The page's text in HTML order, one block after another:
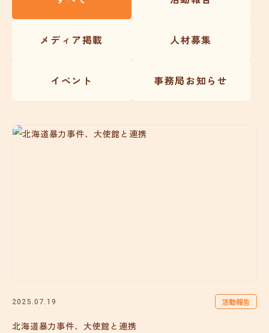
メディア掲載 人材募集
イベント 事務局お知らせ
2025.07.19 活動報告
北海道暴力事件、大使館と連携